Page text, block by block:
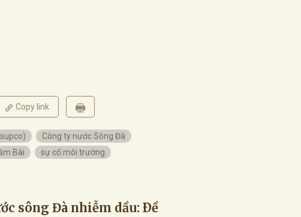
Copy link
Công ty nước Sông Đà
Bài sự cố môi trường
sông Đà nhiễm dầu: Ðề